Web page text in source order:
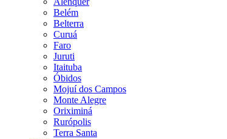
Belém
Belterra
Curuá
Faro
Juruti
Itaituba
Óbidos
Mojuí dos Campos
Monte Alegre
Oriximiná
Rurópolis
Terra Santa